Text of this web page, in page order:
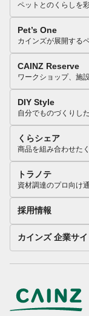
ペットとのくらしを
Pet’s One
カインズが展開する
CAINZ Reserve
ワークショップ、施
DIY Style
自分でものづくりし
くらシェア
商品を組み合わせた
トラノテ
資材調達のプロ向け
採用情報
カインズ 企業サイ